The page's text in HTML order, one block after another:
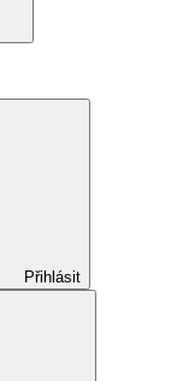
Přihlásit